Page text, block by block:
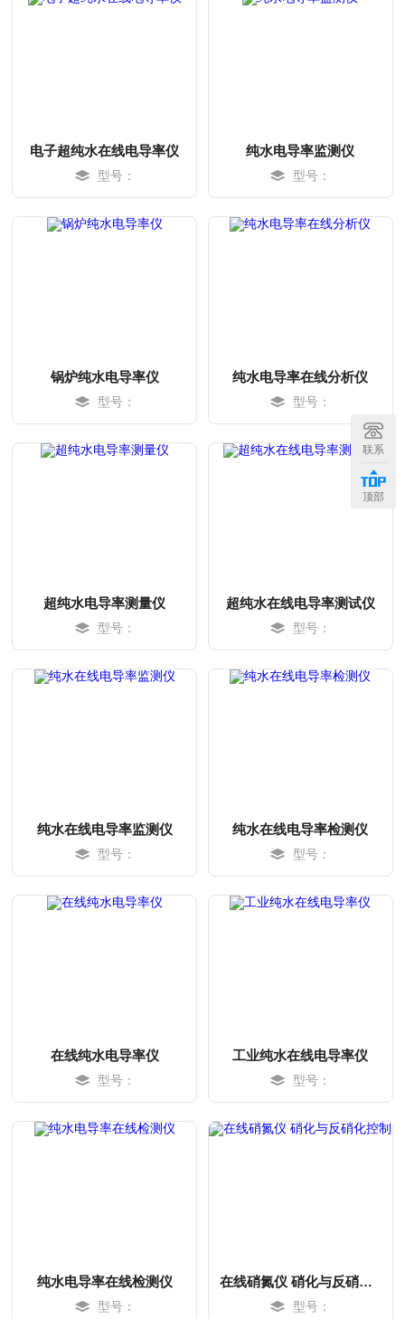
电子超纯水在线电导率仪
型号：
纯水电导率监测仪
型号：
锅炉纯水电导率仪
型号：
纯水电导率在线分析仪
型号：
超纯水电导率测量仪
型号：
超纯水在线电导率测试仪
型号：
纯水在线电导率监测仪
型号：
纯水在线电导率检测仪
型号：
在线纯水电导率仪
型号：
工业纯水在线电导率仪
型号：
纯水电导率在线检测仪
型号：
在线硝氮仪 硝化与反硝化控制
型号：
联系
顶部